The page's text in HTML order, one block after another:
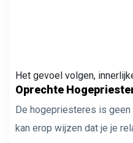
Het gevoel volgen,
Oprechte
De hogepriesteres is
kan erop wijzen dat je je